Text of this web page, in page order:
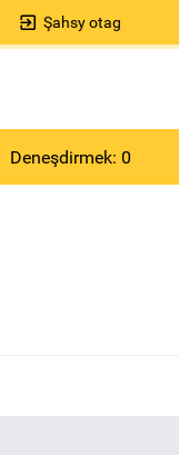
Şahsy otag
Deneşdirmek: 0